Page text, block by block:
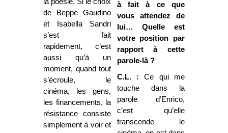
de Beppe Gaudino
et Isabella Sandri
s’est fait
rapidement, c’est
aussi qu’à un
moment, quand tout
s’écroule, le
cinéma, les gens,
les financements, la
résistance consiste
simplement à voir et
à fait à ce que
vous attendez de
lui… Quelle est
votre position par
rapport à cette
parole-là ?
C.L. : Ce qui me
touche dans la
parole d’Enrico,
c’est qu’elle
transcende le